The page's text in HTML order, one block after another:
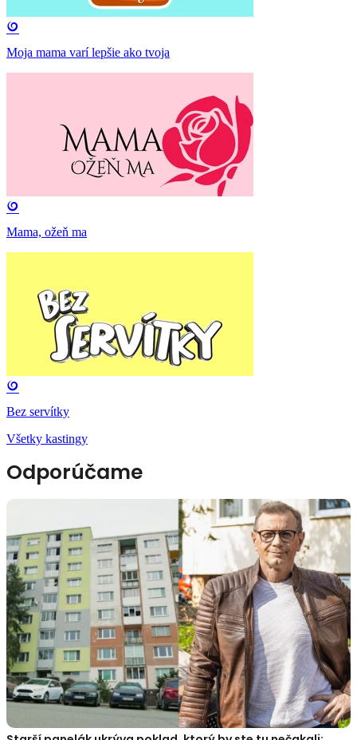
Moja mama varí lepšie ako tvoja
Mama, ožeň ma
Bez servítky
Všetky kastingy
Odporúčame